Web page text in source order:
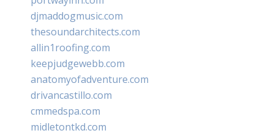
djmaddogmusic.com
thesoundarchitects.com
allin1roofing.com
keepjudgewebb.com
anatomyofadventure.com
drivancastillo.com
cmmedspa.com
midletontkd.com